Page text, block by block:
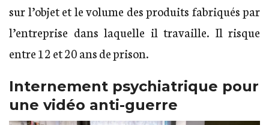
sur l’objet et le volume des produits fabriqués par
l’entreprise dans laquelle il travaille. Il risque
entre 12 et 20 ans de prison.
Internement psychiatrique pour
une vidéo anti-guerre